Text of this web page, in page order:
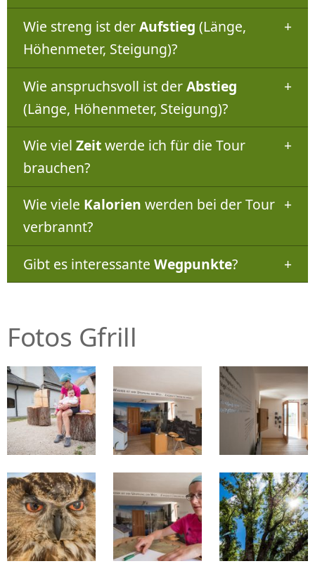
Wie streng ist derAufstieg (Länge,
Höhenmeter, Steigung)?
Wie anspruchsvoll ist derAbstieg
(Länge, Höhenmeter, Steigung)?
Wie viel Zeitwerde ich für die Tour
brauchen?
Wie viele Kalorien werden bei der Tour
verbrannt?
Gibt es interessante Wegpunkte?
Fotos Gfrill